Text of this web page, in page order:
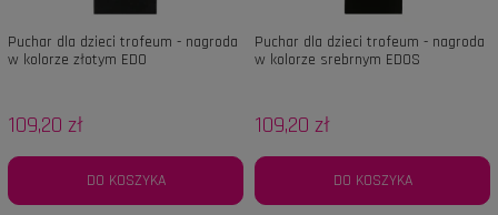
Puchar dla dzieci trofeum - nagroda
w kolorze złotym EDO
109,20 zł
DO KOSZYKA
Puchar dla dzieci trofeum - nagroda
w kolorze srebrnym EDOS
109,20 zł
DO KOSZYKA